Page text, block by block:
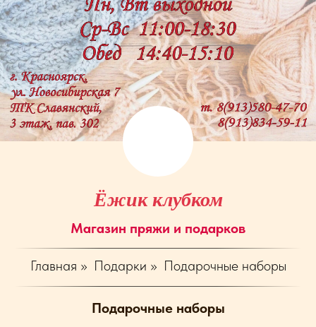
Ёжик клубком
Магазин пряжи и подарков
Главная » Подарки » Подарочные наборы
Подарочные наборы